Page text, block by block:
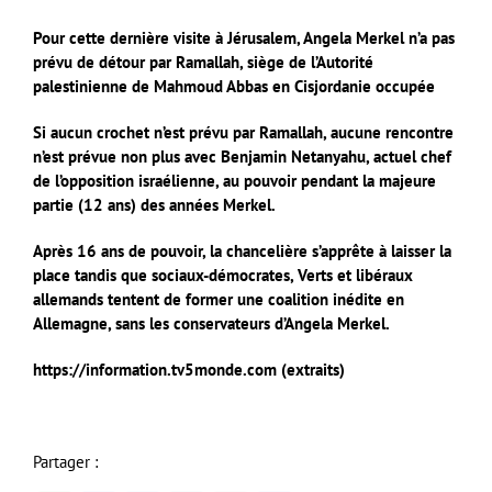
Pour cette dernière visite à Jérusalem, Angela Merkel n’a pas
prévu de détour par Ramallah, siège de l’Autorité
palestinienne de Mahmoud Abbas en Cisjordanie occupée
Si aucun crochet n’est prévu par Ramallah, aucune rencontre
n’est prévue non plus avec Benjamin Netanyahu, actuel chef
de l’opposition israélienne, au pouvoir pendant la majeure
partie (12 ans) des années Merkel.
Après 16 ans de pouvoir, la chancelière s’apprête à laisser la
place tandis que sociaux-démocrates, Verts et libéraux
allemands tentent de former une coalition inédite en
Allemagne, sans les conservateurs d’Angela Merkel.
https://information.tv5monde.com (extraits)
Partager :